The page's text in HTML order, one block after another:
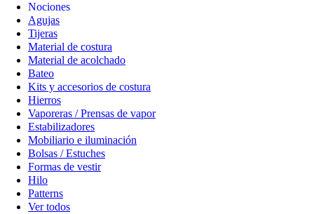
Nociones
Agujas
Tijeras
Material de costura
Material de acolchado
Bateo
Kits y accesorios de costura
Hierros
Vaporeras / Prensas de vapor
Estabilizadores
Mobiliario e iluminación
Bolsas / Estuches
Formas de vestir
Hilo
Patterns
Ver todos